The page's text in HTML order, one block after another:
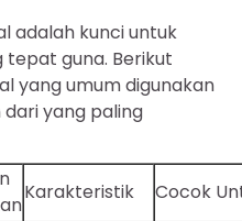
adalah kunci untuk
guna. Berikut
yang umum digunakan
yang paling
Karakteristik Cocok